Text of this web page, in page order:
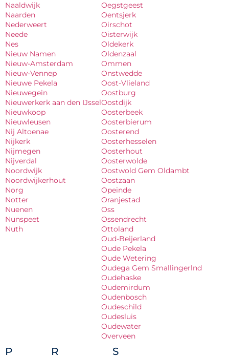
Naaldwijk
Naarden
Nederweert
Neede
Nes
Nieuw Namen
Nieuw-Amsterdam
Nieuw-Vennep
Nieuwe Pekela
Nieuwegein
Nieuwerkerk aan den IJssel
Nieuwkoop
Nieuwleusen
Nij Altoenae
Nijkerk
Nijmegen
Nijverdal
Noordwijk
Noordwijkerhout
Norg
Notter
Nuenen
Nunspeet
Nuth
Oegstgeest
Oentsjerk
Oirschot
Oisterwijk
Oldekerk
Oldenzaal
Ommen
Onstwedde
Oost-Vlieland
Oostburg
Oostdijk
Oosterbeek
Oosterbierum
Oosterend
Oosterhesselen
Oosterhout
Oosterwolde
Oostwold Gem Oldambt
Oostzaan
Opeinde
Oranjestad
Oss
Ossendrecht
Ottoland
Oud-Beijerland
Oude Pekela
Oude Wetering
Oudega Gem Smallingerlnd
Oudehaske
Oudemirdum
Oudenbosch
Oudeschild
Oudesluis
Oudewater
Overveen
P R S